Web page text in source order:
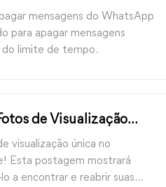
mensagens do WhatsApp
para apagar mensagens
limite de tempo.
de Visualização
Completo]
visualização única no
Esta postagem mostrará
a encontrar e reabrir suas